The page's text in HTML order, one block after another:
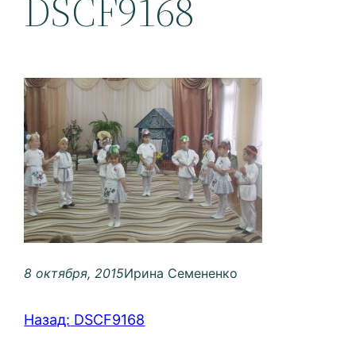
DSCF9168
8 октября, 2015Ирина Семененко
Назад: DSCF9168